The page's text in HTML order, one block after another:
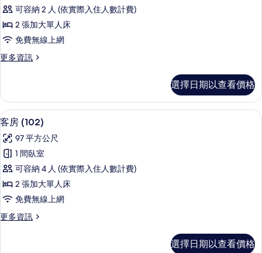
204
)
的
所
片
可容納 2 人 (依實際入住人數計費)
2 張加大單人床
免費無線上網
更多資訊
更
(
204
)
詳
情
選擇日期以查看價格
顯
示
客
房
(102)
的
所
有
客房 (102) | 2 間臥室、羽絨被、免費
13
客房 (102)
97 平方公尺
1 間臥室
可容納 4 人 (依實際入住人數計費)
2 張加大單人床
免費無線上網
更多資訊
更
選擇日期以查看價格